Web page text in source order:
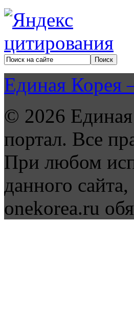
Единая Корея
© 2026
портал. Все
При любом
данного
onekorea.ru